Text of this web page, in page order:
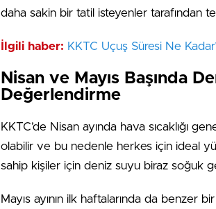
daha sakin bir tatil isteyenler tarafından
İlgili haber: KKTC Uçuş Süresi Ne
Nisan ve Mayıs Başında
Değerlendirme
KKTC’de Nisan ayında hava sıcaklığı
olabilir ve bu nedenle herkes için ideal
sahip kişiler için deniz suyu biraz soğuk
Mayıs ayının ilk haftalarında da benzer